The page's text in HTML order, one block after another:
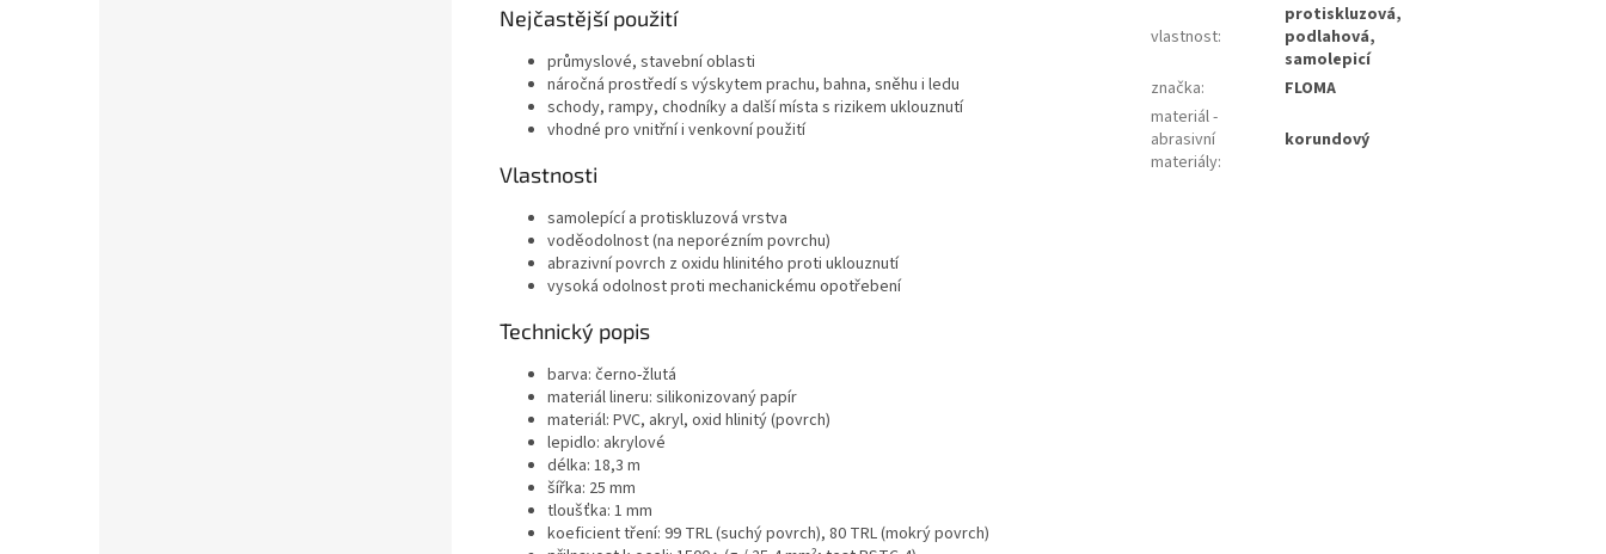
Nejčastější použití
průmyslové, stavební oblasti
náročná prostředí s výskytem prachu, bahna, sněhu i ledu
schody, rampy, chodníky a další místa s rizikem uklouznutí
vhodné pro vnitřní i venkovní použití
Vlastnosti
samolepící a protiskluzová vrstva
voděodolnost (na neporézním povrchu)
abrazivní povrch z oxidu hlinitého proti uklouznutí
vysoká odolnost proti mechanickému opotřebení
Technický popis
barva: černo-žlutá
materiál lineru: silikonizovaný papír
materiál: PVC, akryl, oxid hlinitý (povrch)
lepidlo: akrylové
délka: 18,3 m
šířka: 25 mm
tloušťka: 1 mm
koeficient tření: 99 TRL (suchý povrch), 80 TRL (mokrý povrch)
vlastnost:
protiskluzová,
podlahová,
samolepicí
značka:
FLOMA
materiál -
abrasivní
materiály:
korundový